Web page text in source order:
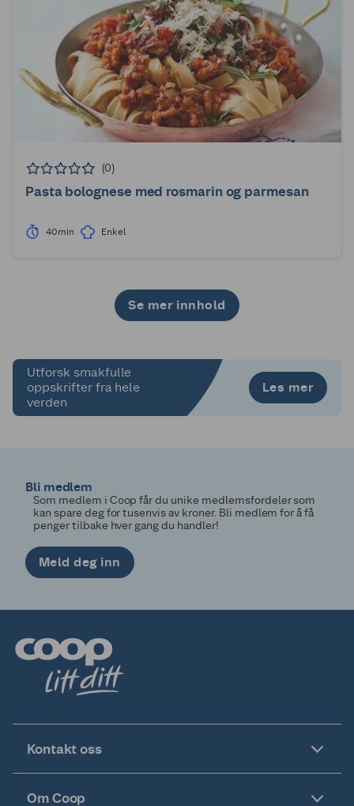
(0)
Pasta bolognese med rosmarin og parmesan
40min Enkel
Se mer innhold
Utforsk smakfulle
oppskrifter fra hele
verden
Les mer
Bli medlem
Som medlem i Coop får du unike medlemsfordeler som
kan spare deg for tusenvis av kroner. Bli medlem for å få
penger tilbake hver gang du handler!
Meld deg inn
Kontakt oss
Om Coop